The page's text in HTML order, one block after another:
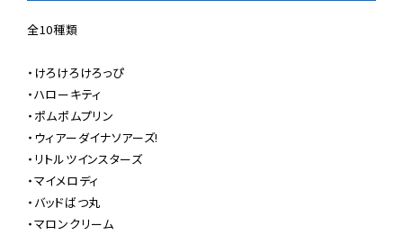
全10種類
・けろけろけろっぴ
・ハローキティ
・ポムポムプリン
・ウィアーダイナソアーズ!
・リトルツインスターズ
・マイメロディ
・バッドばつ丸
・マロンクリーム